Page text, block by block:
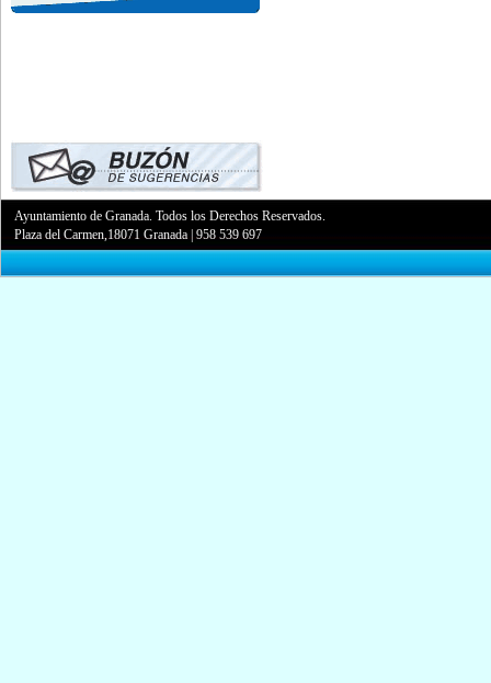
Ayuntamiento de Granada. Todos los Derechos Reservados.
Plaza del Carmen,18071 Granada |958 539 697